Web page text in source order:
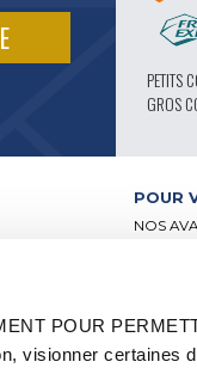
POUR
visionner certaines
PETITS
GROS
POUR
NOS
PIÈCES
PIÈCES